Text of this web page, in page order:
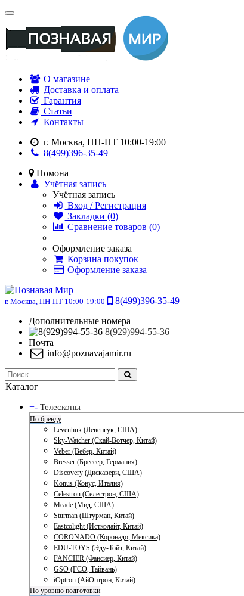
О магазине
Доставка и оплата
Гарантия
Статьи
Контакты
г. Москва, ПН-ПТ 10:00-19:00
8(499)396-35-49
Помона
Учётная запись
Учётная запись
Вход / Регистрация
Закладки (0)
Сравнение товаров (0)
Оформление заказа
Корзина покупок
Оформление заказа
г. Москва, ПН-ПТ 10:00-19:00
8(499)396-35-49
Дополнительные номера
8(929)994-55-36
Почта
info@poznavajamir.ru
Каталог
+- Телескопы
По бренду
Levenhuk (Левенгук, США)
Sky-Watcher (Скай-Вотчер, Китай)
Veber (Вебер, Китай)
Bresser (Брессер, Германия)
Discovery (Дискавери, США)
Konus (Конус, Италия)
Celestron (Селестрон, США)
Meade (Мид, США)
Sturman (Штурман, Китай)
Eastcolight (Истколайт, Китай)
CORONADO (Коронадо, Мексика)
EDU-TOYS (Эду-Тойз, Китай)
FANCIER (Фансиер, Китай)
GSO (ГСО, Тайвань)
iOptron (АйОптрон, Китай)
По уровню подготовки